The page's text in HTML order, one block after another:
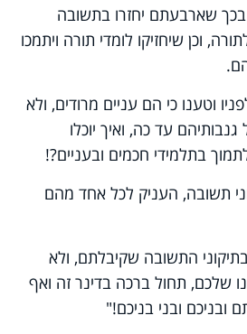
שארבעתם יחזרו בתשובה
וכן שיחזיקו לומדי תורה ויתמכו
וטענו כי הם עניים מרודים, ולא
עד כה, ואיך יוכלו
בתלמידי חכמים ובעניים?!
תשובה, העניק לכל אחד מהם
התשובה שקיבלתם, ולא
שלכם, תחול ברכה בדינר זה ואף
ובניכם ובני בניכם!"